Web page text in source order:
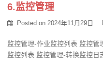
6.监控管理
Posted on 2024年11月29日
监控管理-作业监控列表 监控
监控列表 监控管理-转换监控日